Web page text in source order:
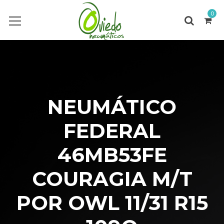
0
NEUMÁTICO
FEDERAL
46MB53FE
COURAGIA M/T
POR OWL 11/31 R15